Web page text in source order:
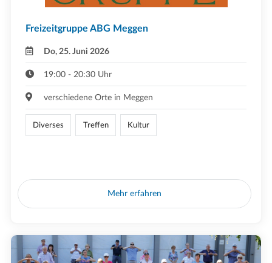
Freizeitgruppe ABG Meggen
Do, 25. Juni 2026
19:00 - 20:30 Uhr
verschiedene Orte in Meggen
Diverses Treffen Kultur
Mehr erfahren